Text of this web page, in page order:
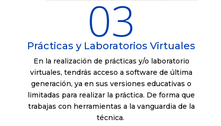
03
Prácticas y Laboratorios Virtuales
En la realización de prácticas y/o laboratorio
virtuales, tendrás acceso a software de última
generación, ya en sus versiones educativas o
limitadas para realizar la práctica. De forma que
trabajas con herramientas a la vanguardia de la
técnica.